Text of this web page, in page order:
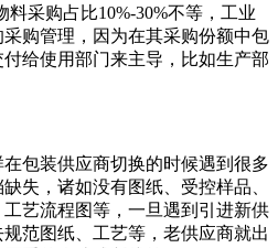
采购占比10%-30%不等，工业
购管理，因为在其采购份额中包
给使用部门来主导，比如生产部
包装供应商切换的时候遇到很多
失，诸如没有图纸、受控样品、
艺流程图等，一旦遇到引进新供
范图纸、工艺等，老供应商就出